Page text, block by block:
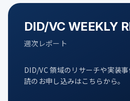
DID/VC WEEKLY
週次レポート
DID/VC 領域のリサーチや実装
読のお申し込みはこちらから。